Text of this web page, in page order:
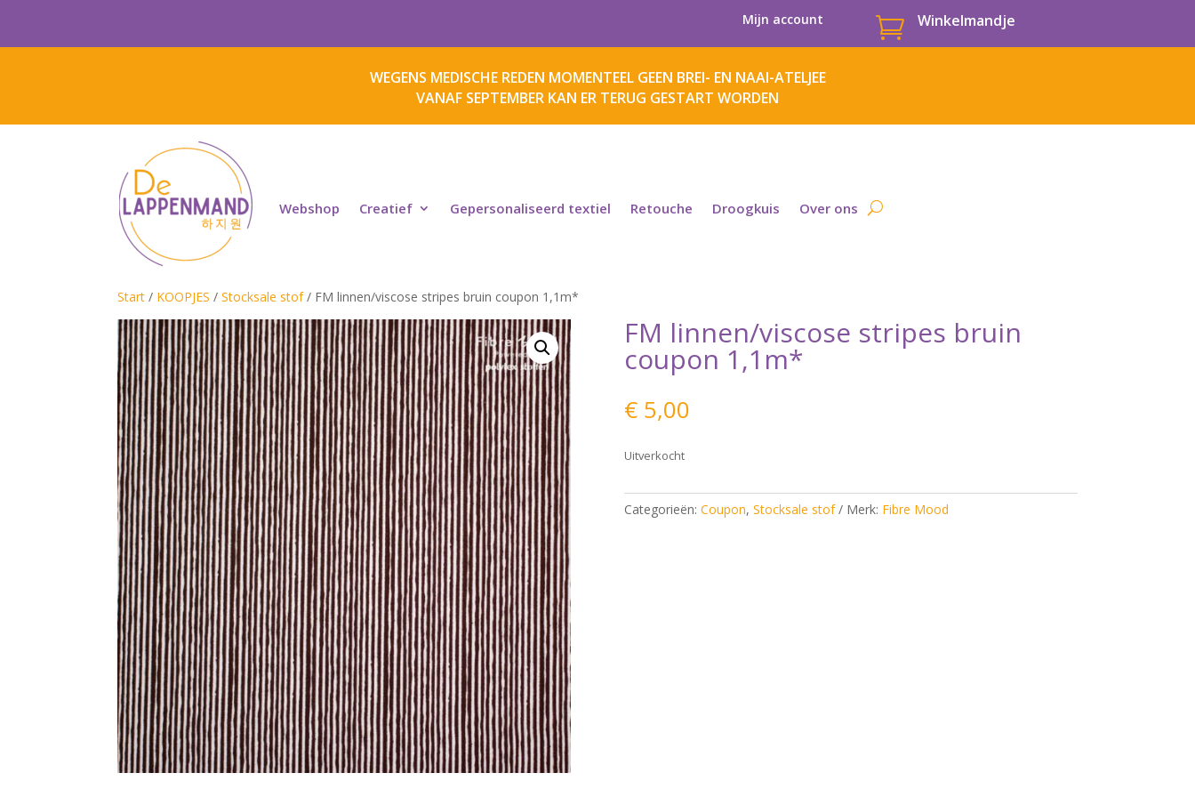
Mijn account  Winkelmandje
WEGENS MEDISCHE REDEN MOMENTEEL GEEN BREI- EN NAAI-ATELJEE
VANAF SEPTEMBER KAN ER TERUG GESTART WORDEN
Webshop Creatief Gepersonaliseerd textiel Retouche Droogkuis Over ons
Start / KOOPJES / Stocksale stof/ FM linnen/viscose stripes bruin coupon 1,1m*
FM linnen/viscose stripes bruin
coupon 1,1m*
€5,00
Uitverkocht
Categorieën: Coupon, Stocksale stof Merk: Fibre Mood